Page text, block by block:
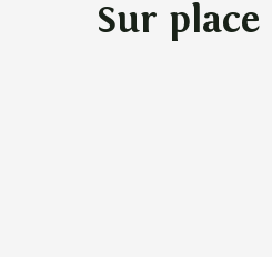
Sur place